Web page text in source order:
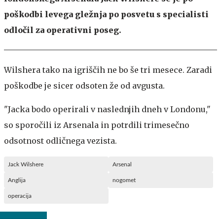
poškodbi levega gležnja po posvetu s specialisti
odločil za operativni poseg.
Wilshera tako na igriščih ne bo še tri mesece. Zaradi
poškodbe je sicer odsoten že od avgusta.
"Jacka bodo operirali v naslednjih dneh v Londonu,"
so sporočili iz Arsenala in potrdili trimesečno
odsotnost odličnega vezista.
Jack Wilshere Arsenal
Anglija nogomet
operacija